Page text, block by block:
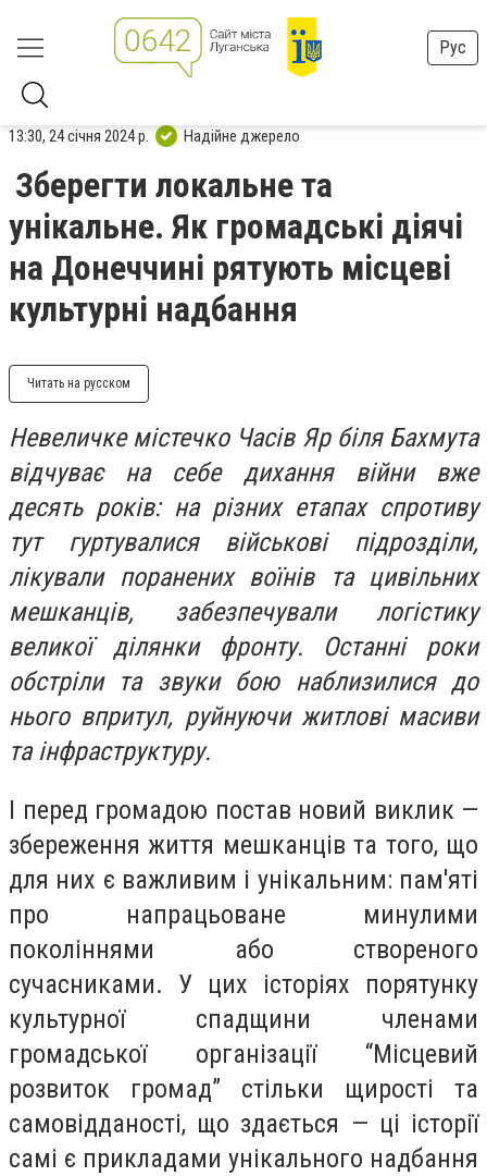
Рус
13:30, 24 січня 2024 р. Надійне джерело
Зберегти локальне та
унікальне. Як громадські діячі
на Донеччині рятують місцеві
культурні надбання
Читать на русском
Невеличке містечко Часів Яр біля Бахмута
відчуває на себе дихання війни вже
десять років: на різних етапах спротиву
тут гуртувалися військові підрозділи,
лікували поранених воїнів та цивільних
мешканців, забезпечували логістику
великої ділянки фронту. Останні роки
обстріли та звуки бою наблизилися до
нього впритул, руйнуючи житлові масиви
та інфраструктуру.
І перед громадою постав новий виклик —
збереження життя мешканців та того, що
для них є важливим і унікальним: пам'яті
про напрацьоване минулими
поколіннями або створеного
сучасниками. У цих історіях порятунку
культурної спадщини членами
громадської організації “Місцевий
розвиток громад” стільки щирості та
самовідданості, що здається — ці історії
самі є прикладами унікального надбання